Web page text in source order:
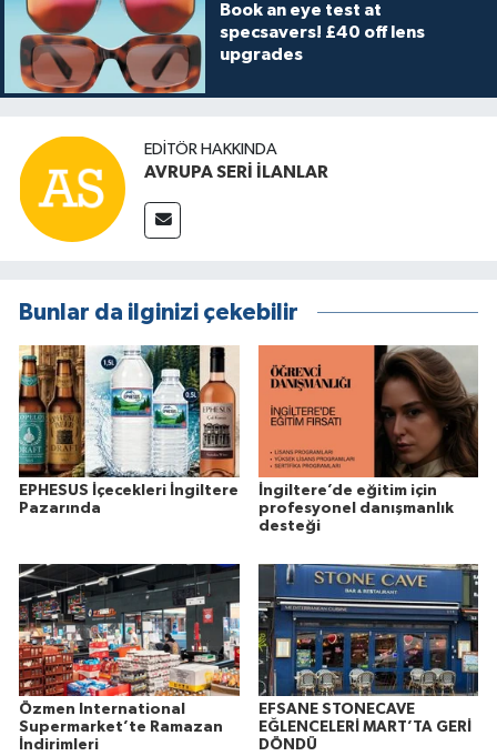
Book an eye test at
specsavers! £40 off lens
upgrades
EDITÖR HAKKINDA
AVRUPA SERİ İLANLAR
Bunlar da ilginizi çekebilir
EPHESUS İçecekleri İngiltere
Pazarında
İngiltere’de eğitim için
profesyonel danışmanlık
desteği
Özmen International
Supermarket’te Ramazan
İndirimleri
EFSANE STONECAVE
EĞLENCELERİ MART’TA GERİ
DÖNDÜ